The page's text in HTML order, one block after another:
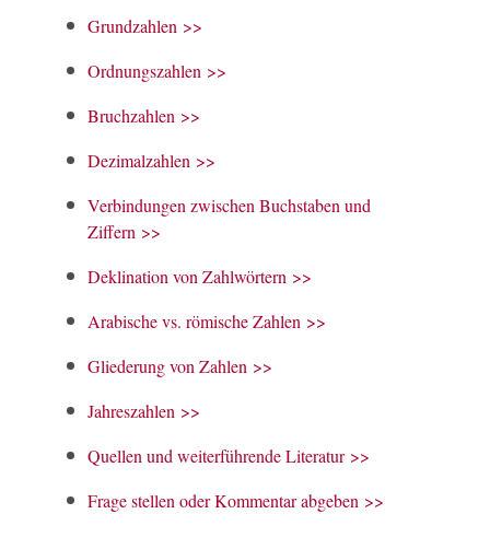
Grundzahlen >>
Ordnungszahlen >>
Bruchzahlen >>
Dezimalzahlen >>
Verbindungen zwischen Buchstaben und
Ziffern >>
Deklination von Zahlwörtern >>
Arabische vs. römische Zahlen >>
Gliederung von Zahlen >>
Jahreszahlen >>
Quellen und weiterführende Literatur >>
Frage stellen oder Kommentar abgeben >>